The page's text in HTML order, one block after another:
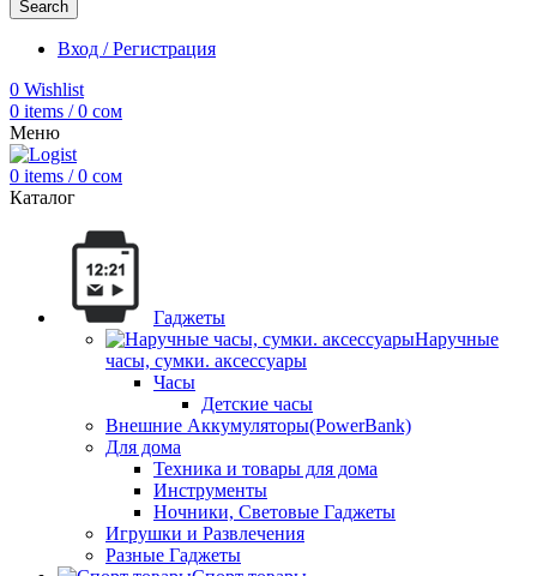
Search
Вход / Регистрация
0 Wishlist
0 items / 0 сом
Меню
0 items / 0 сом
Каталог
Гаджеты
Наручные
часы, сумки. аксессуары
Часы
Детские часы
Внешние Аккумуляторы(PowerBank)
Для дома
Техника и товары для дома
Инструменты
Ночники, Световые Гаджеты
Игрушки и Развлечения
Разные Гаджеты